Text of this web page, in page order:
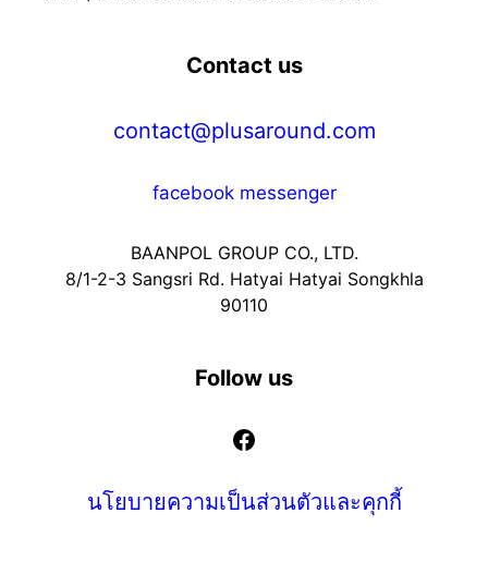
Contact us
contact@plusaround.com
facebook messenger
BAANPOL GROUP CO., LTD.
8/1-2-3 Sangsri Rd. Hatyai Hatyai Songkhla
90110
Follow us
Facebook
นโยบายความเป็นส่วนตัวและคุกกี้